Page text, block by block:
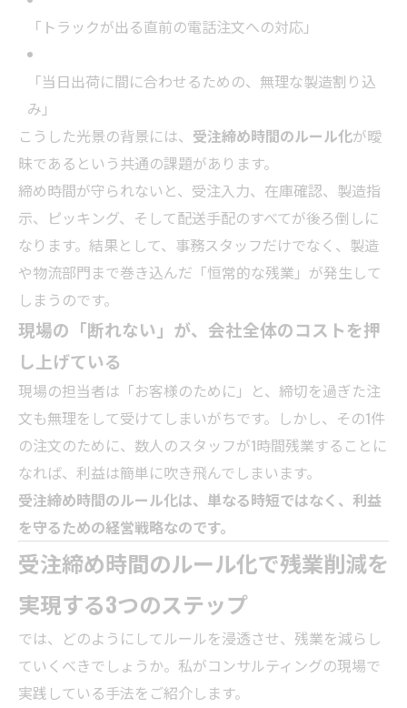
「トラックが出る直前の電話注文への対応」
「当日出荷に間に合わせるための、無理な製造割り込
み」
こうした光景の背景には、 受注締め時間のルール化が曖
昧であるという共通の課題があります。
締め時間が守られないと、受注入力、在庫確認、製造指
示、ピッキング、そして配送手配のすべてが後ろ倒しに
なります。結果として、事務スタッフだけでなく、製造
や物流部門まで巻き込んだ「恒常的な残業」が発生して
しまうのです。
現場の「断れない」が、会社全体のコストを押
し上げている
現場の担当者は「お客様のために」と、締切を過ぎた注
文も無理をして受けてしまいがちです。しかし、その1件
の注文のために、数人のスタッフが1時間残業することに
なれば、利益は簡単に吹き飛んでしまいます。
受注締め時間のルール化は、単なる時短ではなく、利益
を守るための経営戦略なのです。
受注締め時間のルール化で残業削減を
実現する3つのステップ
では、どのようにしてルールを浸透させ、残業を減らし
ていくべきでしょうか。私がコンサルティングの現場で
実践している手法をご紹介します。